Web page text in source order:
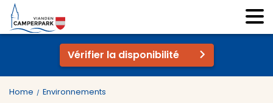
Vérifier la disponibilité
Home Environnements